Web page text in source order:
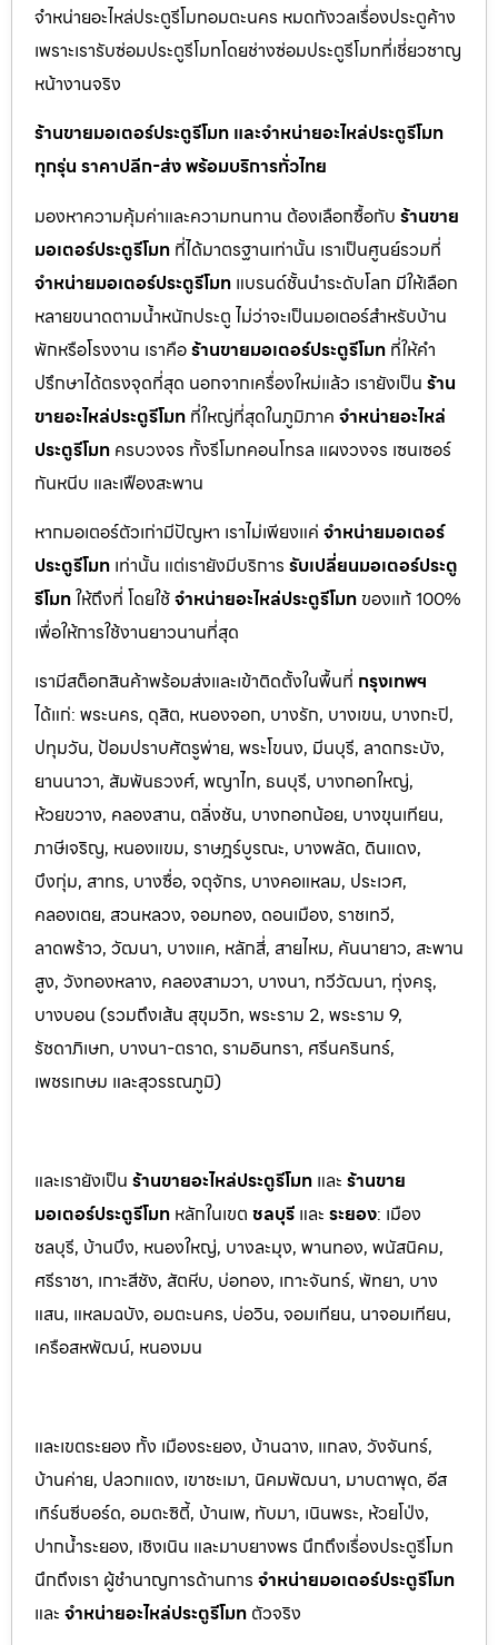
จำหน่ายอะไหล่ประตูรีโมทอมตะนคร หมดกังวลเรื่องประตูค้าง
เพราะเรารับซ่อมประตูรีโมทโดยช่างซ่อมประตูรีโมทที่เชี่ยวชาญ
หน้างานจริง
ร้านขายมอเตอร์ประตูรีโมท และจำหน่ายอะไหล่ประตูรีโมท
ทุกรุ่น ราคาปลีก-ส่ง พร้อมบริการทั่วไทย
มองหาความคุ้มค่าและความทนทาน ต้องเลือกซื้อกับ ร้านขาย
มอเตอร์ประตูรีโมท ที่ได้มาตรฐานเท่านั้น เราเป็นศูนย์รวมที่
จำหน่ายมอเตอร์ประตูรีโมท แบรนด์ชั้นนำระดับโลก มีให้เลือก
หลายขนาดตามน้ำหนักประตู ไม่ว่าจะเป็นมอเตอร์สำหรับบ้าน
พักหรือโรงงาน เราคือร้านขายมอเตอร์ประตูรีโมท ที่ให้คำ
ปรึกษาได้ตรงจุดที่สุด นอกจากเครื่องใหม่แล้ว เรายังเป็น ร้าน
ขายอะไหล่ประตูรีโมท ที่ใหญ่ที่สุดในภูมิภาค จำหน่ายอะไหล่
ประตูรีโมท ครบวงจร ทั้งรีโมทคอนโทรล แผงวงจร เซนเซอร์
กันหนีบ และเฟืองสะพาน
หากมอเตอร์ตัวเก่ามีปัญหา เราไม่เพียงแค่ จำหน่ายมอเตอร์
ประตูรีโมท เท่านั้น แต่เรายังมีบริการ รับเปลี่ยนมอเตอร์ประตู
รีโมทให้ถึงที่ โดยใช้จำหน่ายอะไหล่ประตูรีโมท ของแท้ 100%
เพื่อให้การใช้งานยาวนานที่สุด
เรามีสต็อกสินค้าพร้อมส่งและเข้าติดตั้งในพื้นที่ กรุงเทพฯ
ได้แก่: พระนคร, ดุสิต, หนองจอก, บางรัก, บางเขน, บางกะปิ,
ปทุมวัน, ป้อมปราบศัตรูพ่าย, พระโขนง, มีนบุรี, ลาดกระบัง,
ยานนาวา, สัมพันธวงศ์, พญาไท, ธนบุรี, บางกอกใหญ่,
ห้วยขวาง, คลองสาน, ตลิ่งชัน, บางกอกน้อย, บางขุนเทียน,
ภาษีเจริญ, หนองแขม, ราษฎร์บูรณะ, บางพลัด, ดินแดง,
บึงกุ่ม, สาทร, บางซื่อ, จตุจักร, บางคอแหลม, ประเวศ,
คลองเตย, สวนหลวง, จอมทอง, ดอนเมือง, ราชเทวี,
ลาดพร้าว, วัฒนา, บางแค, หลักสี่, สายไหม, คันนายาว, สะพาน
สูง, วังทองหลาง, คลองสามวา, บางนา, ทวีวัฒนา, ทุ่งครุ,
บางบอน (รวมถึงเส้น สุขุมวิท, พระราม 2, พระราม 9,
รัชดาภิเษก, บางนา-ตราด, รามอินทรา, ศรีนครินทร์,
เพชรเกษม และสุวรรณภูมิ)
และเรายังเป็น ร้านขายอะไหล่ประตูรีโมท และ ร้านขาย
มอเตอร์ประตูรีโมท หลักในเขต ชลบุรี และ ระยอง: เมือง
ชลบุรี, บ้านบึง, หนองใหญ่, บางละมุง, พานทอง, พนัสนิคม,
ศรีราชา, เกาะสีชัง, สัตหีบ, บ่อทอง, เกาะจันทร์, พัทยา, บาง
แสน, แหลมฉบัง, อมตะนคร, บ่อวิน, จอมเทียน, นาจอมเทียน,
เครือสหพัฒน์, หนองมน
และเขตระยอง ทั้ง เมืองระยอง, บ้านฉาง, แกลง, วังจันทร์,
บ้านค่าย, ปลวกแดง, เขาชะเมา, นิคมพัฒนา, มาบตาพุด, อีส
เทิร์นซีบอร์ด, อมตะซิตี้, บ้านเพ, ทับมา, เนินพระ, ห้วยโป่ง,
ปากน้ำระยอง, เชิงเนิน และมาบยางพร นึกถึงเรื่องประตูรีโมท
นึกถึงเรา ผู้ชำนาญการด้านการ จำหน่ายมอเตอร์ประตูรีโมท
และ จำหน่ายอะไหล่ประตูรีโมท ตัวจริง